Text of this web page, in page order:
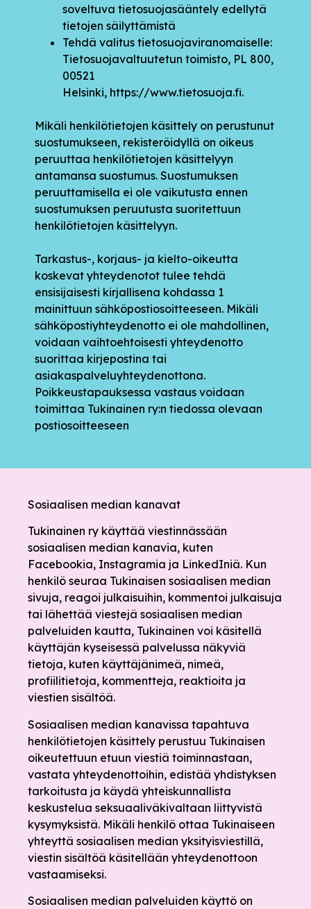
soveltuva tietosuojasääntely edellytä
tietojen säilyttämistä
Tehdä valitus tietosuojaviranomaiselle:
Tietosuojavaltuutetun toimisto, PL 800,
00521
Helsinki, https://www.tietosuoja.fi.
Mikäli henkilötietojen käsittely on perustunut
suostumukseen, rekisteröidyllä on oikeus
peruuttaa henkilötietojen käsittelyyn
antamansa suostumus. Suostumuksen
peruuttamisella ei ole vaikutusta ennen
suostumuksen peruutusta suoritettuun
henkilötietojen käsittelyyn.
Tarkastus-, korjaus- ja kielto-oikeutta
koskevat yhteydenotot tulee tehdä
ensisijaisesti kirjallisena kohdassa 1
mainittuun sähköpostiosoitteeseen. Mikäli
sähköpostiyhteydenotto ei ole mahdollinen,
voidaan vaihtoehtoisesti yhteydenotto
suorittaa kirjepostina tai
asiakaspalveluyhteydenottona.
Poikkeustapauksessa vastaus voidaan
toimittaa Tukinainen ry:n tiedossa olevaan
postiosoitteeseen
Sosiaalisen median kanavat
Tukinainen ry käyttää viestinnässään
sosiaalisen median kanavia, kuten
Facebookia, Instagramia ja LinkedIniä. Kun
henkilö seuraa Tukinaisen sosiaalisen median
sivuja, reagoi julkaisuihin, kommentoi julkaisuja
tai lähettää viestejä sosiaalisen median
palveluiden kautta, Tukinainen voi käsitellä
käyttäjän kyseisessä palvelussa näkyviä
tietoja, kuten käyttäjänimeä, nimeä,
profiilitietoja, kommentteja, reaktioita ja
viestien sisältöä.
Sosiaalisen median kanavissa tapahtuva
henkilötietojen käsittely perustuu Tukinaisen
oikeutettuun etuun viestiä toiminnastaan,
vastata yhteydenottoihin, edistää yhdistyksen
tarkoitusta ja käydä yhteiskunnallista
keskustelua seksuaaliväkivaltaan liittyvistä
kysymyksistä. Mikäli henkilö ottaa Tukinaiseen
yhteyttä sosiaalisen median yksityisviestillä,
viestin sisältöä käsitellään yhteydenottoon
vastaamiseksi.
Sosiaalisen median palveluiden käyttö on